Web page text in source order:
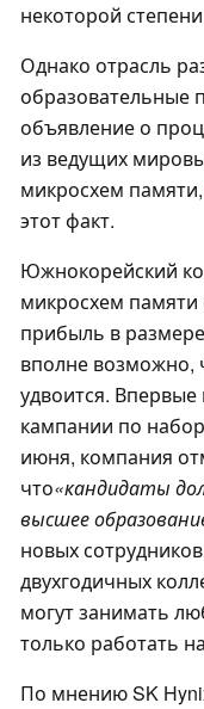
некоторой
Однако отрасль
образовательные
объявление о
из ведущих
микросхем памяти,
этот факт.
Южнокорейский
микросхем
прибыль в
вполне возможно,
удвоится.
кампании по
июня, компания
что«кандидаты
высшее
новых
двухгодичных
могут занимать
только работать
По мнению SK